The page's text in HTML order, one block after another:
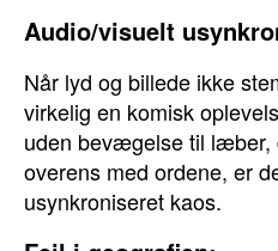
Audio/visuelt
Når lyd og billede ikke
virkelig en komisk
uden bevægelse til læber,
overens med ordene, er
usynkroniseret kaos.